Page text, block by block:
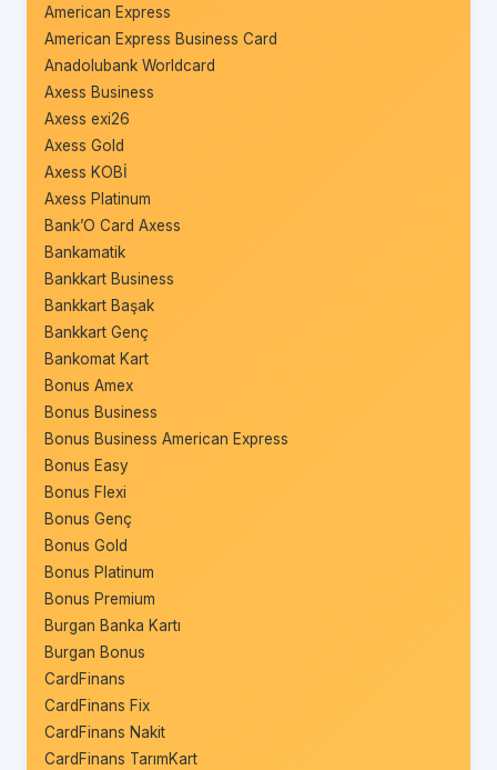
American Express
American Express Business Card
Anadolubank Worldcard
Axess Business
Axess exi26
Axess Gold
Axess KOBİ
Axess Platinum
Bank’O Card Axess
Bankamatik
Bankkart Business
Bankkart Başak
Bankkart Genç
Bankomat Kart
Bonus Amex
Bonus Business
Bonus Business American Express
Bonus Easy
Bonus Flexi
Bonus Genç
Bonus Gold
Bonus Platinum
Bonus Premium
Burgan Banka Kartı
Burgan Bonus
CardFinans
CardFinans Fix
CardFinans Nakit
CardFinans TarımKart